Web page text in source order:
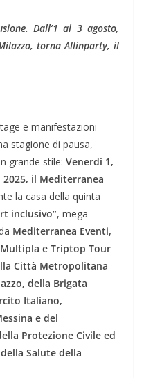
Dall’1 al 3 agosto,
torna Allinparty, il
e manifestazioni
stagione di pausa,
grande stile: Venerdi 1,
il Mediterranea
la casa della quinta
inclusivo”, mega
Mediterranea Eventi,
e Triptop Tour
Città Metropolitana
della Brigata
Italiano,
e del
Protezione Civile ed
Salute della